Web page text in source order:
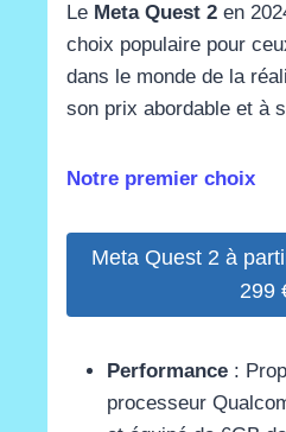
Le Meta Quest 2 en
choix populaire pour
dans le monde de la
son prix abordable et à
Notre premier choix
Meta Quest 2 à
299
Performance :
processeur